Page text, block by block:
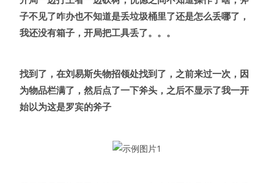
子不见了咋办也不知道是丢垃圾桶里了还是怎么丢哪了，
我还没有箱子，开局把工具丢了。。。
找到了，在刘易斯失物招领处找到了，之前来过一次，因
为物品栏满了，然后点了一下斧头，之后不显示了我一开
始以为这是罗宾的斧子